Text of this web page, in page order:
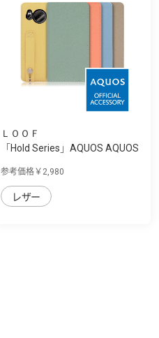
ＬＯＯＦ
「Hold Series」AQUOS AQUOS
参考価格￥2,980
レザー